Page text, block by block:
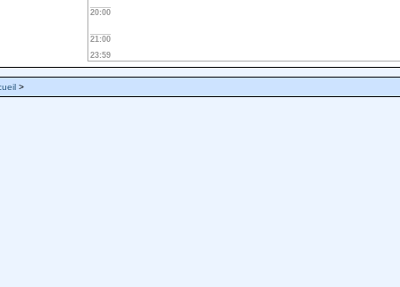
20:00
21:00
23:59
>